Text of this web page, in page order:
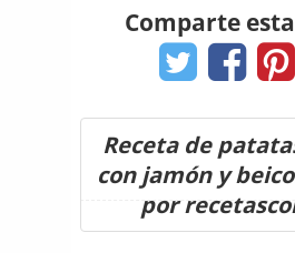
Comparte
Receta de
con jamón y
por